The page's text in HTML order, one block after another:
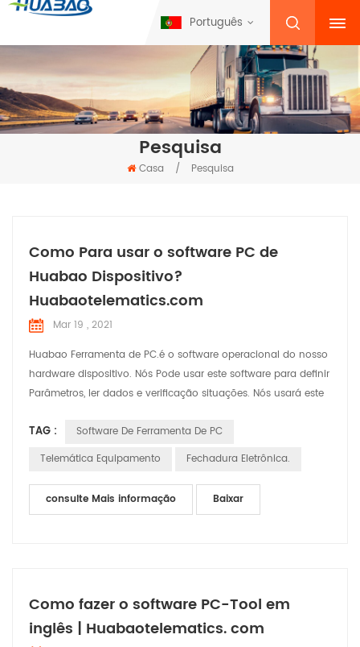
Português
Pesquisa
Casa / Pesquisa
Como Para usar o software PC de
Huabao Dispositivo?
Huabaotelematics.com
Mar 19 , 2021
Huabao Ferramenta de PC.é o software operacional do nosso
hardware dispositivo. Nós Pode usar este software para definir
Parâmetros, ler dados e verificação situações. Nós usará este
TAG :
Software De Ferramenta De PC
Telemática Equipamento
Fechadura Eletrônica.
consulte Mais informação Baixar
Como fazer o software PC-Tool em
inglês | Huabaotelematics. com